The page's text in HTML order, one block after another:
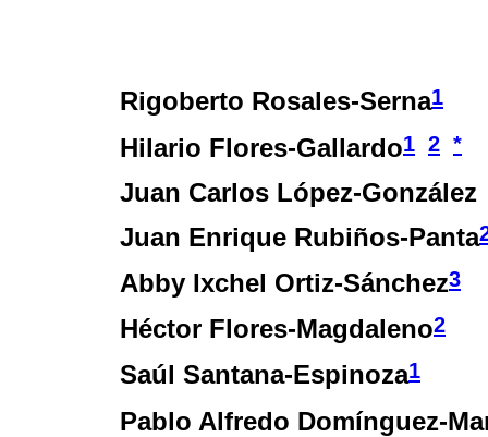
Rigoberto Rosales-Serna1
Hilario Flores-Gallardo1 2 *
Juan Carlos López-González
Juan Enrique Rubiños-Panta
Abby Ixchel Ortiz-Sánchez3
Héctor Flores-Magdaleno2
Saúl Santana-Espinoza1
Pablo Alfredo Domínguez-